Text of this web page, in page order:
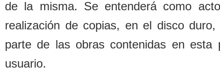
de la misma. Se entenderá como
realización de copias, en el disco
parte de las obras contenidas en esta
usuario.